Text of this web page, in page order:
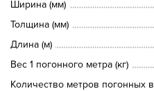
Ширина (мм)
Толщина (мм)
Длина (м)
Вес 1 погонного метра (кг)
Количество метров погонных в